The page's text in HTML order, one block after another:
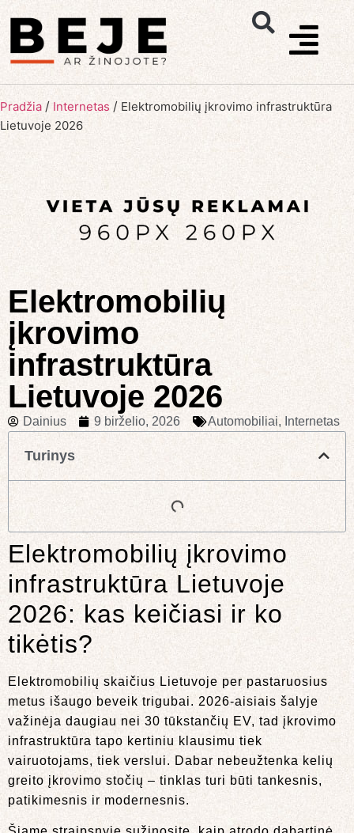
Pradžia / Internetas / Elektromobilių įkrovimo infrastruktūra
Lietuvoje 2026
Elektromobilių
įkrovimo
infrastruktūra
Lietuvoje 2026
Dainius 9 birželio, 2026 Automobiliai, Internetas
Turinys
Elektromobilių įkrovimo
infrastruktūra Lietuvoje
2026: kas keičiasi ir ko
tikėtis?
Elektromobilių skaičius Lietuvoje per pastaruosius
metus išaugo beveik trigubai. 2026-aisiais šalyje
važinėja daugiau nei 30 tūkstančių EV, tad įkrovimo
infrastruktūra tapo kertiniu klausimu tiek
vairuotojams, tiek verslui. Dabar nebeužtenka kelių
greito įkrovimo stočių – tinklas turi būti tankesnis,
patikimesnis ir modernesnis.